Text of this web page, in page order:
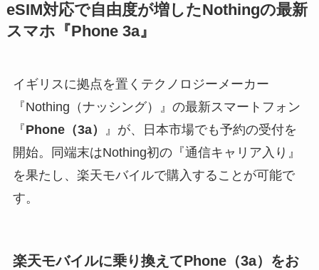
eSIM対応で自由度が増したNothingの最新
スマホ『Phone 3a』
イギリスに拠点を置くテクノロジーメーカー
『Nothing（ナッシング）』の最新スマートフォン
『Phone（3a）
』が、日本市場でも予約の受付を
開始。同端末はNothing初の『通信キャリア入り』
を果たし、楽天モバイルで購入することが可能で
す。
楽天モバイルに乗り換えてPhone（3a）をお